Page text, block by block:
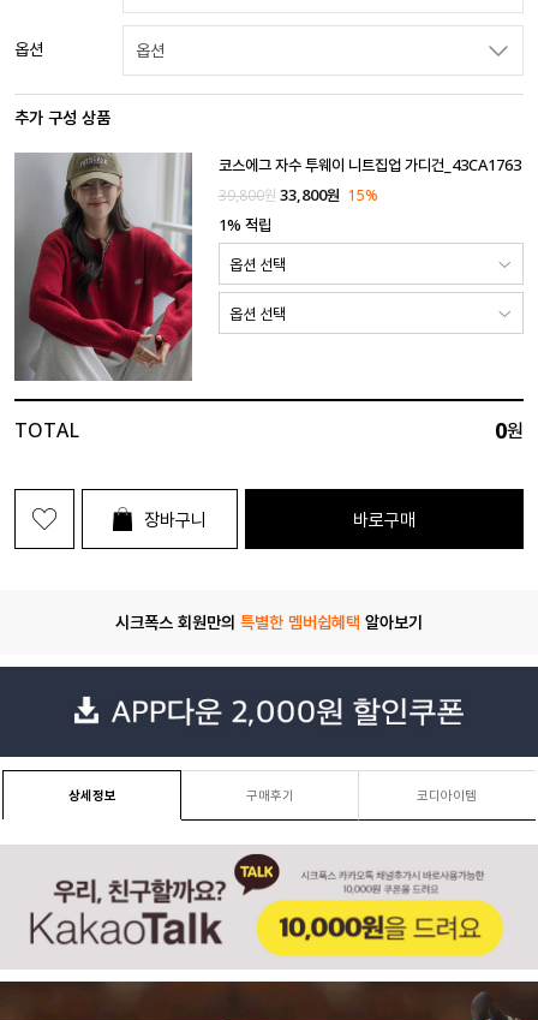
옵션 옵션
추가 구성 상품
코스에그 자수 투웨이 니트집업 가디건_43CA1763
39,800원 33,800원 15%
1% 적립
TOTAL 0원
장바구니 바로구매
시크폭스 회원만의 특별한 멤버쉽혜택 알아보기
상세정보 구매후기 코디아이템